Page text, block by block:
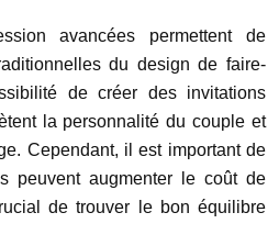
avancées permettent de
du design de faire-
de créer des invitations
la personnalité du couple et
Cependant, il est important de
peuvent augmenter le coût de
de trouver le bon équilibre